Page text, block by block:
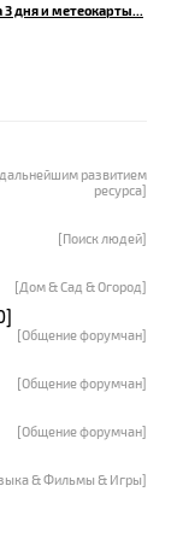
3 дня и метеокарты...
развитием
ресурса]
[Поиск людей]
[Дом & Сад & Огород]
[Общение форумчан]
[Общение форумчан]
[Общение форумчан]
& Фильмы & Игры]